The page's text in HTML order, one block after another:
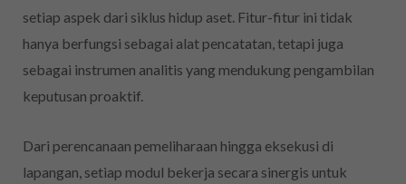
setiap aspek dari siklus hidup aset. Fitur-fitur ini tidak
hanya berfungsi sebagai alat pencatatan, tetapi juga
sebagai instrumen analitis yang mendukung pengambilan
keputusan proaktif.
Dari perencanaan pemeliharaan hingga eksekusi di
lapangan, setiap modul bekerja secara sinergis untuk